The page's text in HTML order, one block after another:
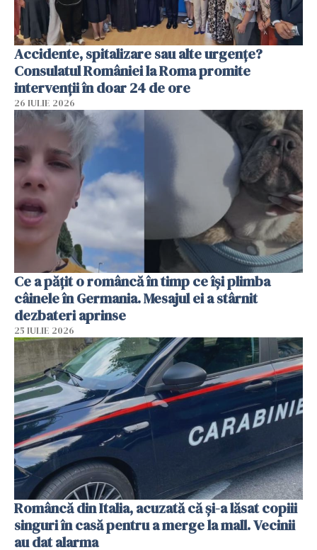
Accidente, spitalizare sau alte urgențe?
Consulatul României la Roma promite
intervenții în doar 24 de ore
26 IULIE 2026
Ce a pățit o româncă în timp ce își plimba
câinele în Germania. Mesajul ei a stârnit
dezbateri aprinse
25 IULIE 2026
Româncă din Italia, acuzată că și-a lăsat copiii
singuri în casă pentru a merge la mall. Vecinii
au dat alarma